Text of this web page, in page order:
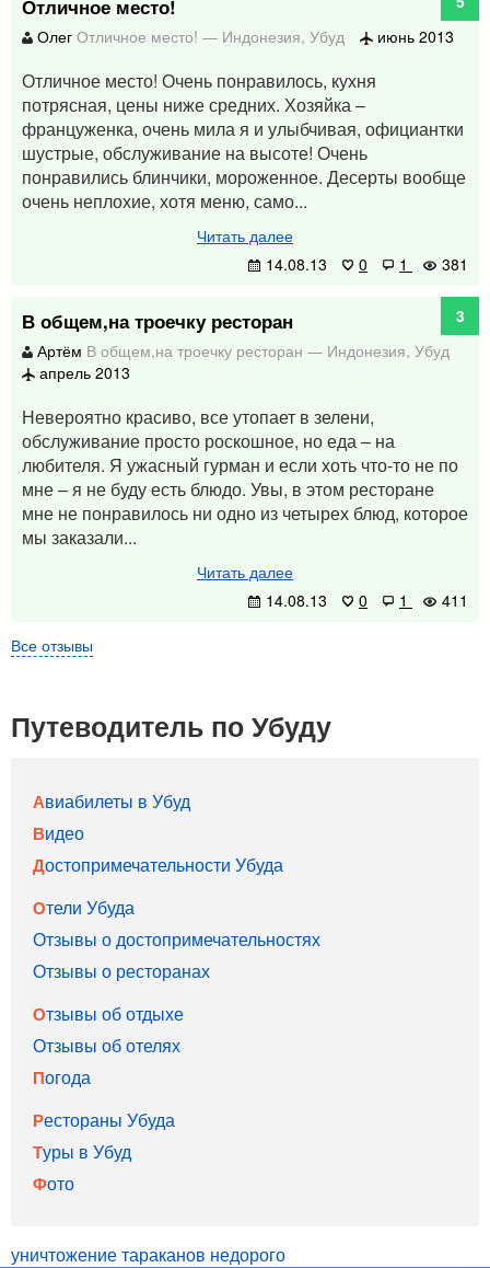
Отличное место!
Олег Отличное место! — Индонезия, Убуд июнь 2013
Отличное место! Очень понравилось, кухня
потрясная, цены ниже средних. Хозяйка –
француженка, очень мила я и улыбчивая, официантки
шустрые, обслуживание на высоте! Очень
понравились блинчики, мороженное. Десерты вообще
очень неплохие, хотя меню, само...
Читать далее
14.08.13
0 1 381
В общем,на троечку ресторан
3
Артём В общем,на троечку ресторан — Индонезия, Убуд
апрель 2013
Невероятно красиво, все утопает в зелени,
обслуживание просто роскошное, но еда – на
любителя. Я ужасный гурман и если хоть что-то не по
мне – я не буду есть блюдо. Увы, в этом ресторане
мне не понравилось ни одно из четырех блюд, которое
мы заказали...
Читать далее
14.08.13
0 1 411
Все отзывы
Путеводитель по Убуду
Авиабилеты в Убуд
Видео
Достопримечательности Убуда
Отели Убуда
Отзывы о достопримечательностях
Отзывы о ресторанах
Отзывы об отдыхе
Отзывы об отелях
Погода
Рестораны Убуда
Туры в Убуд
Фото
уничтожение тараканов недорого